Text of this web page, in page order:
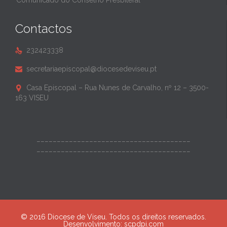
Contactos
 232423338
 secretariaepiscopal@diocesedeviseu.pt

Casa Episcopal – Rua Nunes de Carvalho, nº 12 – 3500-
163 VISEU
© 2016 Diocese de Viseu. Todos os direitos reservados.
Desenvolvimento: scpdpi.com